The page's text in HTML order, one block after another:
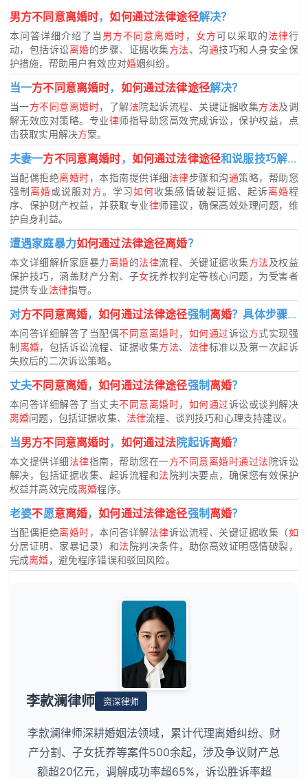
男方不同意离婚时，如何通过法律途径解决？
本问答详细介绍了当男方不同意离婚时 ， 女方可以采取的法律行
动，包括诉讼离婚的步骤、证据收集方法、沟通技巧和人身安全保
护措施，帮助用户有效应对婚姻纠纷。
当一方不同意离婚时， 如何通过法律途径解决？
当一方不同意离婚时，了解法院起诉流程、关键证据收集方法及调
解无效应对策略。专业律师指导助您高效完成诉讼，保护权益，点
击获取实用解决方案。
夫妻一方不同意离婚时， 如何通过法律途径和说服技巧解决？
当配偶拒绝离婚时，本指南提供详细法律步骤和沟通策略，帮助您
强制离婚或说服对方。学习如何收集感情破裂证据、起诉离婚程
序、保护财产权益，并获取专业律师建议，确保高效处理问题，维
护自身利益。
遭遇家庭暴力如何通过法律途径离婚？
本文详细解析家庭暴力离婚的法律流程、关键证据收集方法及权益
保护技巧，涵盖财产分割、子女抚养权判定等核心问题，为受害者
提供专业法律指导。
对方不同意离婚，如何通过法律途径强制 离婚？具体步骤是什么？
本问答详细解答了当配偶不同意离婚时， 如何通过诉讼方式实现强
制离婚，包括诉讼流程、证据收集方法、 法律标准以及第一次起诉
失败后的二次诉讼策略。
丈夫不同意离婚，如何通过法律途径强制 离婚？
本问答详细解答了当丈夫不同意离婚时， 如何通过诉讼或谈判解决
离婚问题，包括证据收集、 法律流程、谈判技巧和心理支持建议。
当男方不同意离婚时， 如何通过法院起诉离婚？
本文提供详细法律指南，帮助您在一方不同意离婚时通过法院诉讼
解决，包括证据收集、起诉流程和法院判决要点，确保您有效保护
权益并高效完成离婚程序。
老婆不愿意离婚，如何通过法律途径强制 离婚？
当配偶拒绝离婚时，本问答详解法律诉讼流程、关键证据收集（如
分居证明、家暴记录）和法院判决条件，助你高效证明感情破裂，
完成离婚，避免程序错误和驳回风险。
李款澜律师 资深律师
李款澜律师深耕婚姻法领域，累计代理离婚纠纷、财
产分割、子女抚养等案件500余起，涉及争议财产总
额超20亿元，调解成功率超65%，诉讼胜诉率超